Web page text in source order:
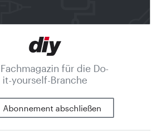
für die Do-
it-yourself-Branche
Abonnement abschließen